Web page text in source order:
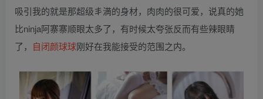
吸引我的就是那超级丯満的身材，肉肉的很可爱，说真的她
比ninja阿寨寨顺眼太多了，有时候太夸张反而有些辣眼睛
了， 自闭颜球球刚好在我能接受的范围之内。